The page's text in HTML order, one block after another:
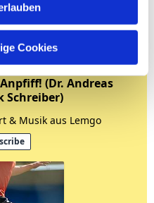
Cookies